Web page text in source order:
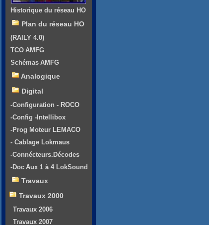
Historique du réseau HO
Plan du réseau HO
(RAILY 4.0)
TCO AMFG
Schémas AMFG
Analogique
Digital
-Configuration - ROCO
-Config -Intellibox
-Prog Moteur LEMACO
- Cablage Lokmaus
-Connécteurs.Décodes
-Doc Aux 1 à 4 LokSound
Travaux
Travaux 2000
Travaux 2006
Travaux 2007